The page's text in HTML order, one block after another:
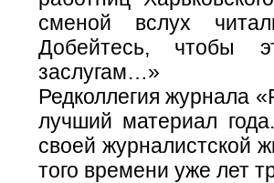
сменой вслух
Добейтесь, чтобы
заслугам…»
Редколлегия журнала
лучший материал
своей журналистской
того времени уже лет